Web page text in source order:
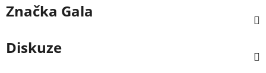
Značka Gala
Diskuze